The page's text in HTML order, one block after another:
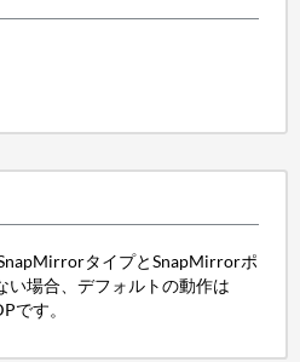
タイプとSnapMirrorポ
い場合、デフォルトの動作は
です。